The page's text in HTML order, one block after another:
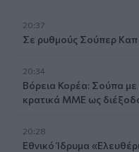
20:37
Σε ρυθμούς Σούπερ
20:34
Βόρεια Κορέα: Σούπα
κρατικά ΜΜΕ ως
20:28
Εθνικό Ίδρυμα